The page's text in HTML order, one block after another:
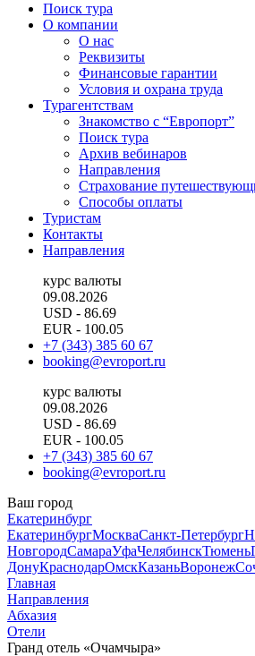
Поиск тура
О компании
О нас
Реквизиты
Финансовые гарантии
Условия и охрана труда
Турагентствам
Знакомство с “Европорт”
Поиск тура
Архив вебинаров
Направления
Страхование
Способы оплаты
Туристам
Контакты
Направления
курс валюты
09.08.2026
USD - 86.69
EUR - 100.05
+7 (343) 385 60 67
booking@evroport.ru
курс валюты
09.08.2026
USD - 86.69
EUR - 100.05
+7 (343) 385 60 67
booking@evroport.ru
Ваш город
Екатеринбург
ЕкатеринбургМоскваСанкт-Петербург
НовгородСамараУфаЧелябинскТюмень
ДонуКраснодарОмскКазаньВоронеж
Главная
Направления
Абхазия
Отели
Гранд отель «Очамчыра»